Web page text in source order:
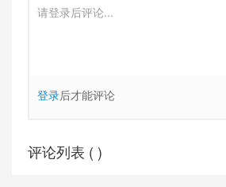
登录后才能评论
评论列表 ( )